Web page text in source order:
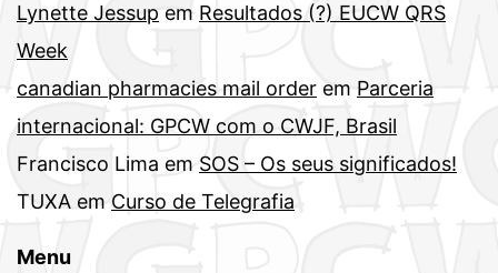
Lynette Jessup em Resultados (?) EUCW QRS
Week
canadian pharmacies mail order em Parceria
internacional: GPCW com o CWJF, Brasil
Francisco Lima em SOS – Os seus significados!
TUXA em Curso de Telegrafia
Menu